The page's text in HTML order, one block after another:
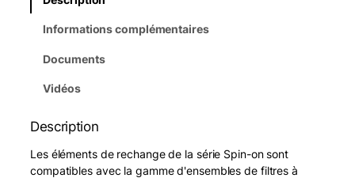
r
F
F
Informations complémentaires
Documents
Vidéos
Description
Les éléments de rechange de la série Spin-on sont
compatibles avec la gamme d'ensembles de filtres à